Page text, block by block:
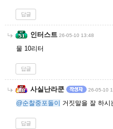
답글
인터스트 26-05-10 13:48
물 10리터
답글
사실난라쿤 26-05-10
@순찰중포돌이 거짓말을 잘 하시
답글